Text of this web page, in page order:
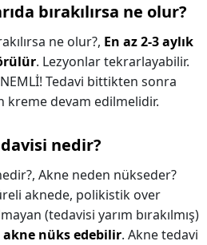
bırakılırsa ne olur?
ne olur?, En az 2-3 aylık
. Lezyonlar tekrarlayabilir.
Tedavi bittikten sonra
kreme devam edilmelidir.
nedir?
Akne neden nükseder?
aknede, polikistik over
(tedavisi yarım bırakılmış)
akne nüks edebilir. Akne tedavi